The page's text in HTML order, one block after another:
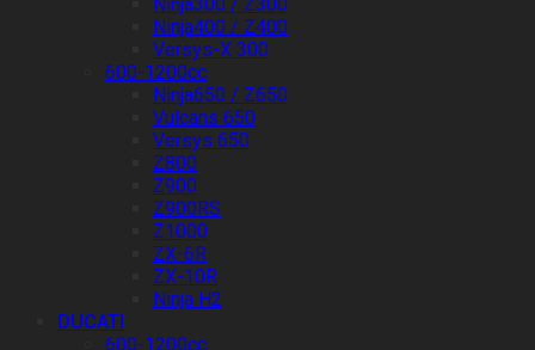
Ninja400 / Z400
Versys-X 300
600-1200cc
Ninja650 / Z650
Vulcans 650
Versys 650
Z800
Z900
Z900RS
Z1000
ZX-6R
ZX-10R
Ninja H2
DUCATI
600-1200cc